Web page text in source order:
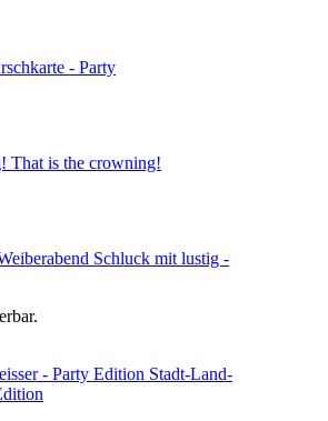
- Party
That is the crowning!
Schluck mit lustig -
Stadt-Land-